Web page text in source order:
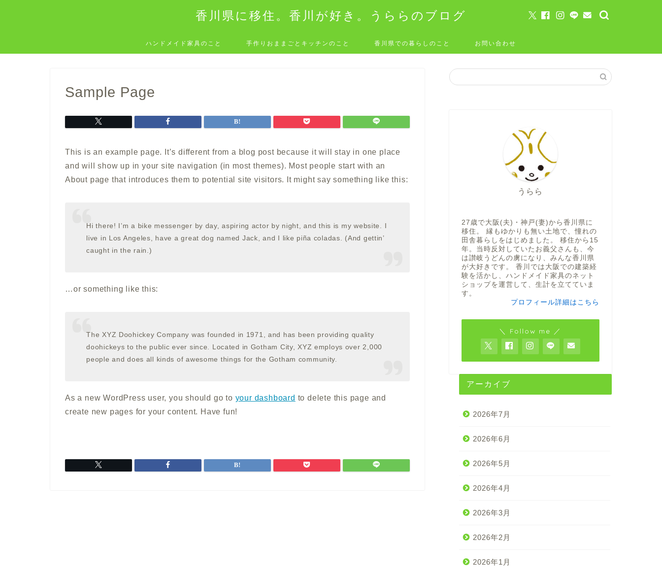
香川県に移住。香川が好き。うららのブログ
ハンドメイド家具のこと 手作りおままごとキッチンのこと 香川県での暮らしのこと お問い合わせ
Sample Page
This is an example page. It’s different from a blog post because it will stay in one place
and will show up in your site navigation (in most themes). Most people start with an
About page that introduces them to potential site visitors. It might say something like this:
Hi there! I’m a bike messenger by day, aspiring actor by night, and this is my website. I
live in Los Angeles, have a great dog named Jack, and I like piña coladas. (And gettin’
caught in the rain.)
…or something like this:
The XYZ Doohickey Company was founded in 1971, and has been providing quality
doohickeys to the public ever since. Located in Gotham City, XYZ employs over 2,000
people and does all kinds of awesome things for the Gotham community.
As a new WordPress user, you should go to your dashboard to delete this page and
create new pages for your content. Have fun!
うらら
27歳で大阪(夫)・神戸(妻)から香川県に
移住。 縁もゆかりも無い土地で、憧れの
田舎暮らしをはじめました。 移住から15
年。当時反対していたお義父さんも、今
は讃岐うどんの虜になり、みんな香川県
が大好きです。 香川では大阪での建築経
験を活かし、ハンドメイド家具のネット
ショップを運営して、生計を立てていま
す。
プロフィール詳細はこちら
＼ Follow me ／
アーカイブ
2026年7月
2026年6月
2026年5月
2026年4月
2026年3月
2026年2月
2026年1月